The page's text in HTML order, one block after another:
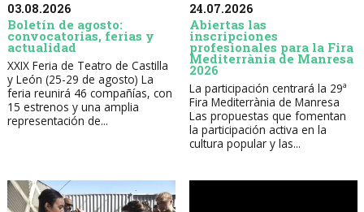
03.08.2026
Boletín de agosto:
convocatorias, ferias y
actualidad
XXIX Feria de Teatro de Castilla
y León (25-29 de agosto) La
feria reunirá 46 compañías, con
15 estrenos y una amplia
representación de...
24.07.2026
Abiertas las
inscripciones
profesionales para la Fira
Mediterrània de Manresa
2026
La participación centrará la 29ª
Fira Mediterrània de Manresa
Las propuestas que fomentan
la participación activa en la
cultura popular y las...